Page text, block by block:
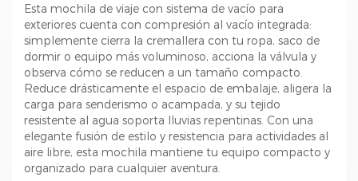
Esta mochila de viaje con sistema de vacío para
exteriores cuenta con compresión al vacío integrada:
simplemente cierra la cremallera con tu ropa, saco de
dormir o equipo más voluminoso, acciona la válvula y
observa cómo se reducen a un tamaño compacto.
Reduce drásticamente el espacio de embalaje, aligera la
carga para senderismo o acampada, y su tejido
resistente al agua soporta lluvias repentinas. Con una
elegante fusión de estilo y resistencia para actividades al
aire libre, esta mochila mantiene tu equipo compacto y
organizado para cualquier aventura.